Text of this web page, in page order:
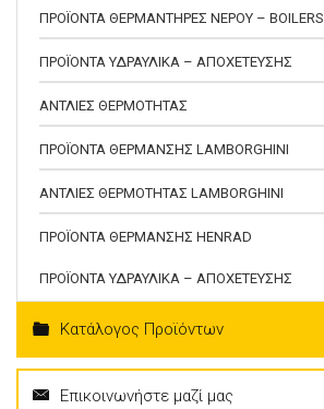
ΠΡΟΪΟΝΤΑ ΘΕΡΜΑΝΤΗΡΕΣ ΝΕΡΟΥ – BOILERS
ΠΡΟΪΟΝΤΑ ΥΔΡΑΥΛΙΚΑ – ΑΠΟΧΕΤΕΥΣΗΣ
ΑΝΤΛΙΕΣ ΘΕΡΜΟΤΗΤΑΣ
ΠΡΟΪΟΝΤΑ ΘΕΡΜΑΝΣΗΣ LAMBORGHINI
ΑΝΤΛΙΕΣ ΘΕΡΜΟΤΗΤΑΣ LAMBORGHINI
ΠΡΟΪΟΝΤΑ ΘΕΡΜΑΝΣΗΣ HENRAD
ΠΡΟΪΟΝΤΑ ΥΔΡΑΥΛΙΚΑ – ΑΠΟΧΕΤΕΥΣΗΣ
Κατάλογος Προϊόντων
Επικοινωνήστε μαζί μας